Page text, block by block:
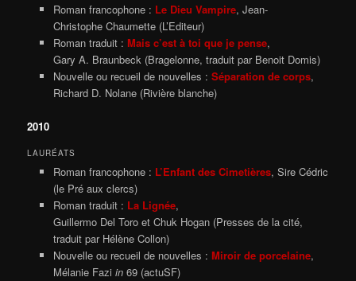
Roman francophone : Le Dieu Vampire, Jean-
Christophe Chaumette (L’Editeur)
Roman traduit : Mais c’est à toi que je pense,
Gary A. Braunbeck (Bragelonne, traduit par Benoit Domis)
Nouvelle ou recueil de nouvelles : Séparation de corps,
Richard D. Nolane (Rivière blanche)
2010
LAURÉATS
Roman francophone : L’Enfant des Cimetières, Sire Cédric
(le Pré aux clercs)
Roman traduit : La Lignée,
Guillermo Del Toro et Chuk Hogan (Presses de la cité,
traduit par Hélène Collon)
Nouvelle ou recueil de nouvelles : Miroir de porcelaine,
Mélanie Fazi in69 (actuSF)